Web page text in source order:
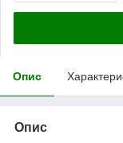
Опис
Опис